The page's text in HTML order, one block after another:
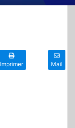
Imprimer Mail